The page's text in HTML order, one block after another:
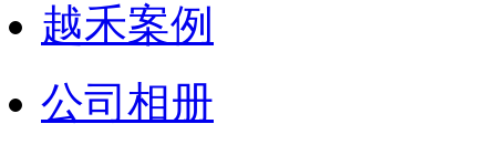
越禾案例
公司相册